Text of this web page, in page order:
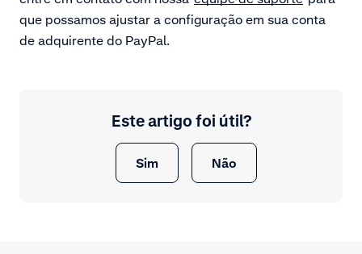
que possamos ajustar a configuração em sua conta
de adquirente do PayPal.
Este artigo foi útil?
Sim Não